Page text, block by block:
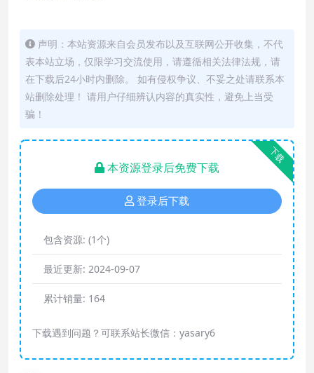
声明：本站资源来自会员发布以及互联网公开收集，不代
表本站立场，仅限学习交流使用，请遵循相关法律法规，请
在下载后24小时内删除。 如有侵权争议、不妥之处请联系本
站删除处理！ 请用户仔细辨认内容的真实性，避免上当受
骗！
下载
本资源登录后免费下载
登录后下载
包含资源: (1个)
最近更新: 2024-09-07
累计销量: 164
下载遇到问题？可联系站长微信：yasary6